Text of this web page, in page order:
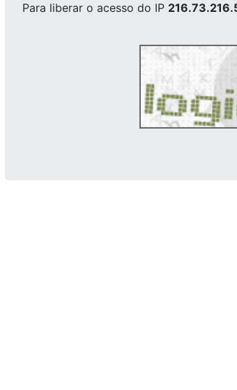
Para liberar o acesso do IP